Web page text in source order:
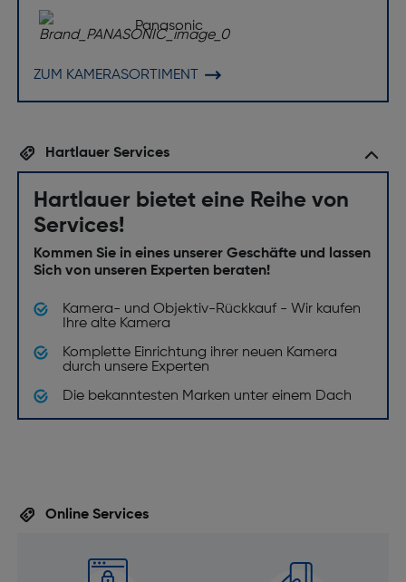
Panasonic
ZUM KAMERASORTIMENT
Hartlauer Services
Hartlauer bietet eine Reihe von
Services!
Kommen Sie in eines unserer Geschäfte und lassen
Sich von unseren Experten beraten!
Kamera- und Objektiv-Rückkauf - Wir kaufen
Ihre alte Kamera
Komplette Einrichtung ihrer neuen Kamera
durch unsere Experten
Die bekanntesten Marken unter einem Dach
Online Services